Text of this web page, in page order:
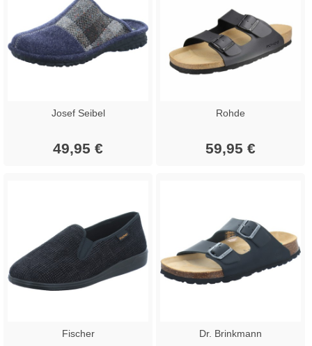
Josef Seibel
49,95 €
Rohde
59,95 €
Fischer Dr. Brinkmann